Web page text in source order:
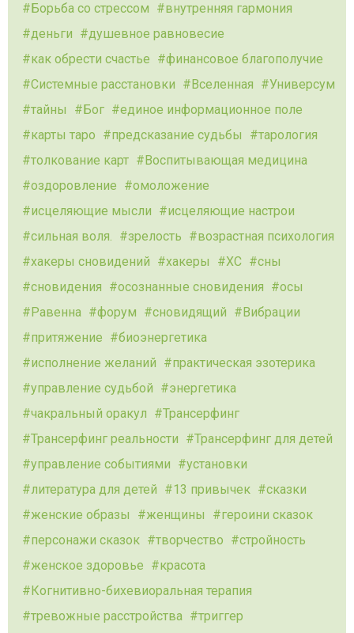
Борьба со стрессом
внутренняя гармония
деньги
душевное равновесие
как обрести счастье
финансовое благополучие
Системные расстановки
Вселенная
Универсум
тайны
Бог
единое информационное поле
карты таро
предсказание судьбы
тарология
толкование карт
Воспитывающая медицина
оздоровление
омоложение
исцеляющие мысли
исцеляющие настрои
сильная воля.
зрелость
возрастная психология
хакеры сновидений
хакеры ХС
сны
сновидения
осознанные сновидения
осы
Равенна
форум сновидящий
Вибрации
притяжение
биоэнергетика
исполнение желаний
практическая эзотерика
управление судьбой
энергетика
чакральный оракул
Трансерфинг
Трансерфинг реальности
Трансерфинг для детей
управление событиями
установки
литература для детей
13 привычек
сказки
женские образы
женщины
героини сказок
персонажи сказок
творчество
стройность
женское здоровье
красота
Когнитивно-бихевиоральная терапия
тревожные расстройства
триггер